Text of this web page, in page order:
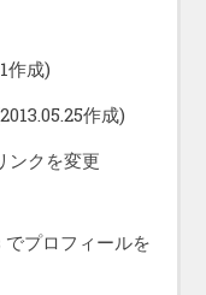
作成)
作成)
クを変更
プロフィールを